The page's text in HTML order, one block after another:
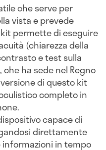
che serve per
vista e prevede
kit permette di eseguire
(chiarezza della
e test sulla
che ha sede nel Regno
di questo kit
completo in
capace di
direttamente
in tempo